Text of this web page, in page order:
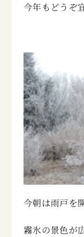
今年もどうぞ
今朝は雨戸を
霧氷の景色が